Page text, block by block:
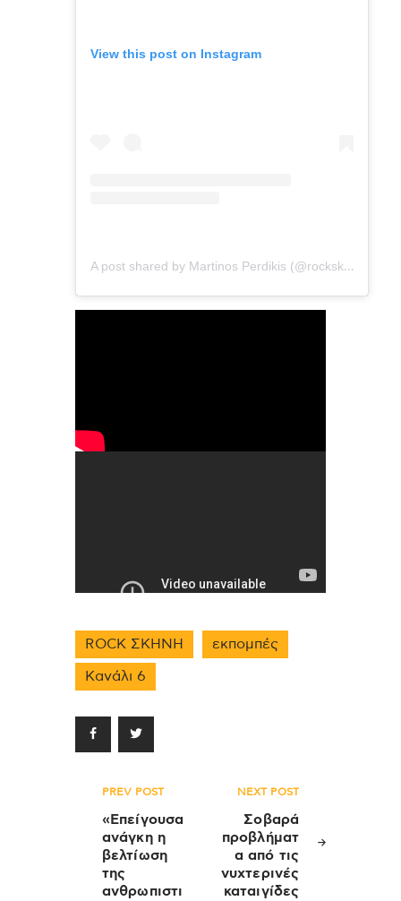
View this post on Instagram
A post shared by Martinos Perdikis (@rockskini)
ROCK ΣΚΗΝΗ εκπομπές
Κανάλι 6
Πλοήγηση
άρθρων
PREV POST
«Επείγουσα
ανάγκη η
βελτίωση
της
ανθρωπιστι
NEXT POST
Σοβαρά
προβλήματ
α από τις
νυχτερινές
καταιγίδες